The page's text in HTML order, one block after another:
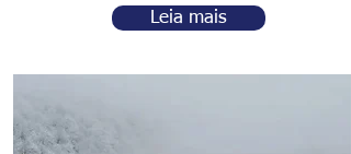
Leia mais